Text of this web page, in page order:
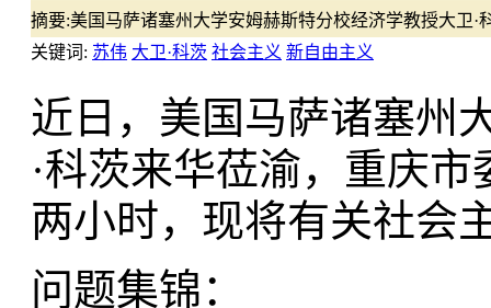
摘要:美国马萨诸塞州大学安姆赫斯特分校经济学教授大卫
关键词: 苏伟 大卫·科茨 社会主义 新自由主义
近日，美国马萨诸塞州
·科茨来华莅渝，重庆
两小时，现将有关社会
问题集锦：